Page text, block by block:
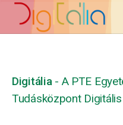
Digitália - A PTE
Tudásközpont